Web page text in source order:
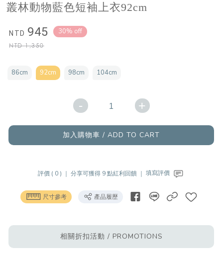
叢林動物藍色短袖上衣92cm
NTD 945
NTD1,350
30% off
86cm 92cm 98cm 104cm
- +
加入購物車 / ADD TO CART
評價 ( 0 ) ｜ 分享可獲得 9 點紅利回饋 ｜ 填寫評價
尺寸參考 產品履歷
相關折扣活動 / PROMOTIONS